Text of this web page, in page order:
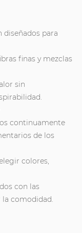
diseñados para
finas y mezclas
sin
continuamente
de los
colores,
con las
comodidad.